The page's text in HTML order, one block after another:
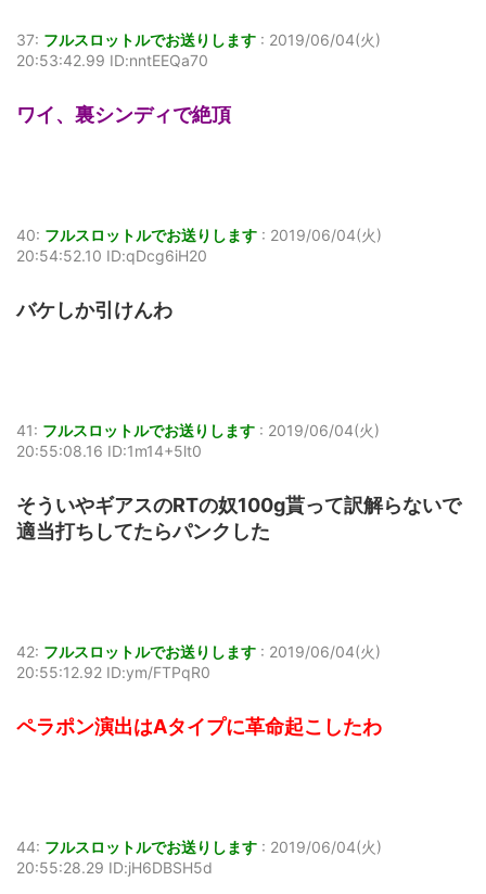
37: フルスロットルでお送りします : 2019/06/04(火)
20:53:42.99 ID:nntEEQa70
ワイ、裏シンディで絶頂
40: フルスロットルでお送りします : 2019/06/04(火)
20:54:52.10 ID:qDcg6iH20
バケしか引けんわ
41: フルスロットルでお送りします : 2019/06/04(火)
20:55:08.16 ID:1m14+5lt0
そういやギアスのRTの奴100g貰って訳解らないで
適当打ちしてたらパンクした
42: フルスロットルでお送りします : 2019/06/04(火)
20:55:12.92 ID:ym/FTPqR0
ペラポン演出はAタイプに革命起こしたわ
44: フルスロットルでお送りします : 2019/06/04(火)
20:55:28.29 ID:jH6DBSH5d